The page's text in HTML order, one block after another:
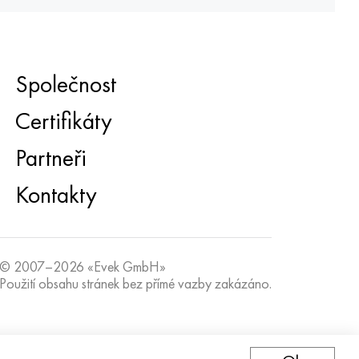
Společnost
Certifikáty
Partneři
Kontakty
© 2007–2026 «Evek GmbH»
Použití obsahu stránek bez přímé vazby zakázáno.